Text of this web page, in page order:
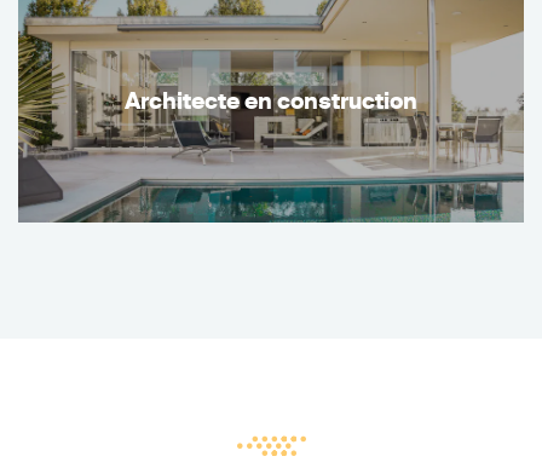
Architecte en construction